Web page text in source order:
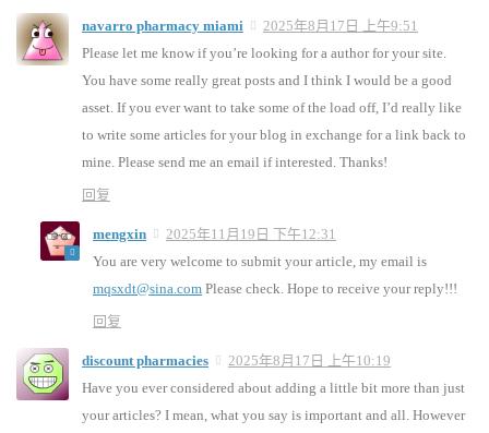
navarro pharmacy miami
2025年8月17日 上午9:51
Please let me know if you’re looking for a author for your site.
You have some really great posts and I think I would be a good
asset. If you ever want to take some of the load off, I’d really like
to write some articles for your blog in exchange for a link back to
mine. Please send me an email if interested. Thanks!
回复
mengxin
2025年11月19日 下午12:31
You are very welcome to submit your article, my email is
mqsxdt@sina.com Please check. Hope to receive your reply!!!
回复
discount pharmacies
2025年8月17日 上午10:19
Have you ever considered about adding a little bit more than just
your articles? I mean, what you say is important and all. However